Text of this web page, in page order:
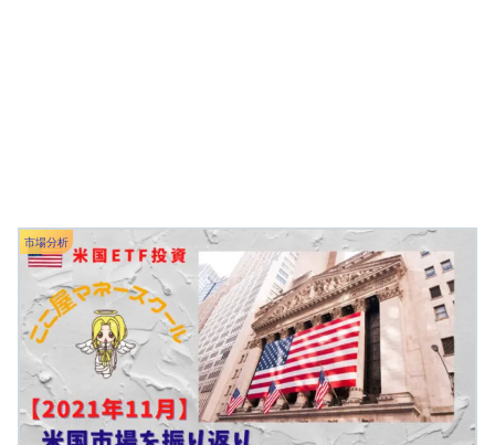
市場分析